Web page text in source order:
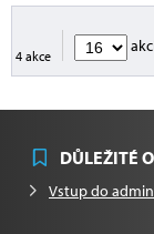
4 akce
DŮLEŽITÉ
Vstup do